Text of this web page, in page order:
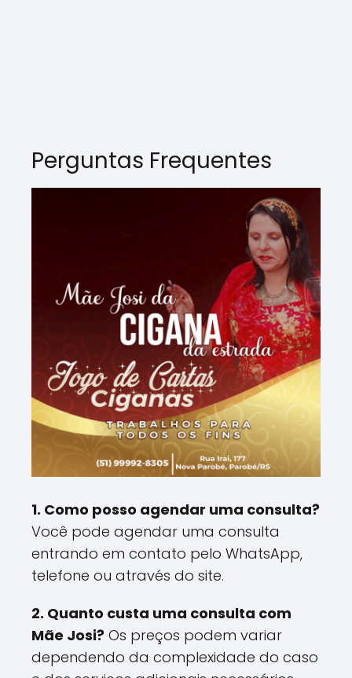
Perguntas Frequentes
1. Como posso agendar uma consulta?
Você pode agendar uma consulta
entrando em contato pelo WhatsApp,
telefone ou através do site.
2. Quanto custa uma consulta com
Mãe Josi? Os preços podem variar
dependendo da complexidade do caso